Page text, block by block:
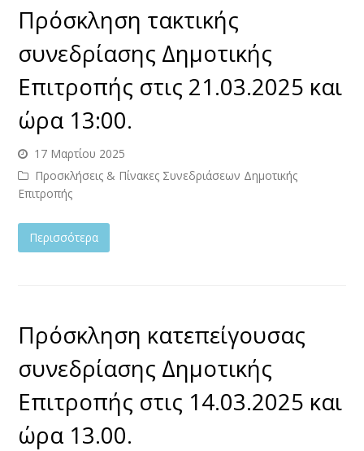
Πρόσκληση τακτικής
συνεδρίασης Δημοτικής
Επιτροπής στις 21.03.2025 και
ώρα 13:00.
17 Μαρτίου 2025
Προσκλήσεις & Πίνακες Συνεδριάσεων Δημοτικής
Επιτροπής
Περισσότερα
Πρόσκληση κατεπείγουσας
συνεδρίασης Δημοτικής
Επιτροπής στις 14.03.2025 και
ώρα 13.00.